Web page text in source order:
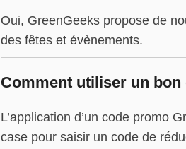
Oui, GreenGeeks propose de
des fêtes et évènements.
Comment utiliser un
L’application d’un code promo
case pour saisir un code de